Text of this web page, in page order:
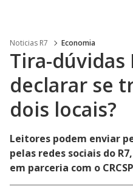
Noticias R7 Economia
Tira-dúvidas
declarar se
dois locais?
Leitores podem enviar
pelas redes sociais do
em parceria com o CRCSP